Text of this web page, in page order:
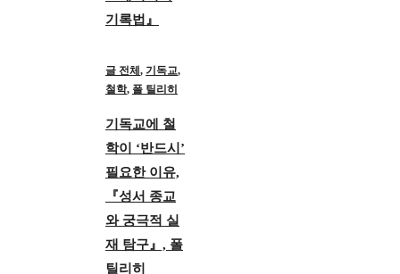
기록법』
글 전체 , 기독교,
철학, 폴 틸리히
기독교에 철
학이 ‘반드시’
필요한 이유,
『성서 종교
와 궁극적 실
재 탐구』, 폴
틸리히